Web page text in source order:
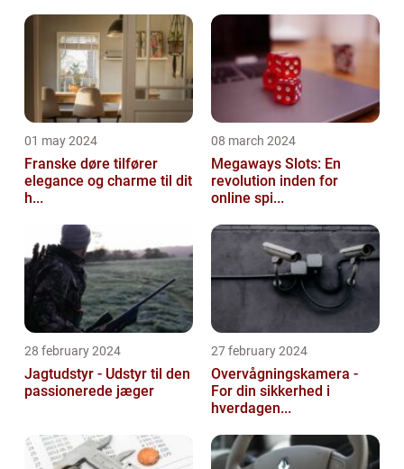
01 may 2024
Franske døre tilfører
elegance og charme til dit
h...
08 march 2024
Megaways Slots: En
revolution inden for
online spi...
28 february 2024
Jagtudstyr - Udstyr til den
passionerede jæger
27 february 2024
Overvågningskamera -
For din sikkerhed i
hverdagen...